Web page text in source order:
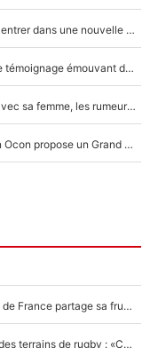
F1 - Alpine signe un accord «impensable» et va entrer dans une nouvelle dimension : Grande nouvelle pour Pierre Gasly !
F1 : « Je lui ai fait un câlin, puis j’ai dû partir...», le témoignage émouvant de Max Verstappen sur sa fille
F1 : Charles Leclerc surpris par les paparazzis avec sa femme, les rumeurs étaient vraies !
Comme pour le final du Tour de France, Esteban Ocon propose un Grand Prix de Formule 1 à Paris : «Autour de l’Arc de Triomphe, ce serait génial» !
Mis de côté par Fabien Galthié, un joueur du XV de France partage sa frustration : «ils ne me l’ont pas dit tout de suite»
La raison d'être de Matthieu Jalibert en dehors des terrains de rugby : «Ça m'atteint autant que si tu touches à un membre de ma famille»